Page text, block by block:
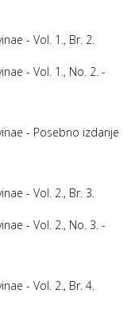
- Vol. 1., Br. 2.
- Vol. 1., No. 2. -
- Posebno izdanje
- Vol. 2., Br. 3.
- Vol. 2., No. 3. -
- Vol. 2., Br. 4.